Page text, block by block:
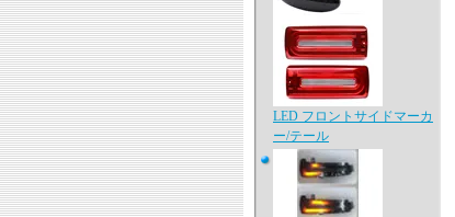
LED フロントサイドマーカ
ー/テール